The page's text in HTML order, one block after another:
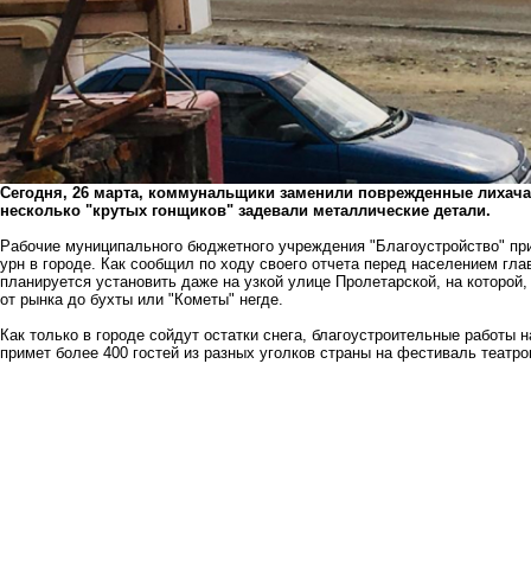
Сегодня, 26 марта, коммунальщики заменили поврежденные
несколько "крутых гонщиков" задевали металлические детали.
Рабочие муниципального бюджетного учреждения "Благоустройство"
урн в городе. Как сообщил по ходу своего отчета перед населением
планируется установить даже на узкой улице Пролетарской, на
от рынка до бухты или "Кометы" негде.
Как только в городе сойдут остатки снега, благоустроительные
примет более 400 гостей из разных уголков страны на фестиваль